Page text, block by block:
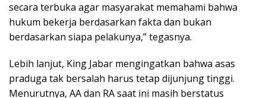
secara terbuka agar masyarakat memahami bahwa
hukum bekerja berdasarkan fakta dan bukan
berdasarkan siapa pelakunya,” tegasnya.
Lebih lanjut, King Jabar mengingatkan bahwa asas
praduga tak bersalah harus tetap dijunjung tinggi.
Menurutnya, AA dan RA saat ini masih berstatus